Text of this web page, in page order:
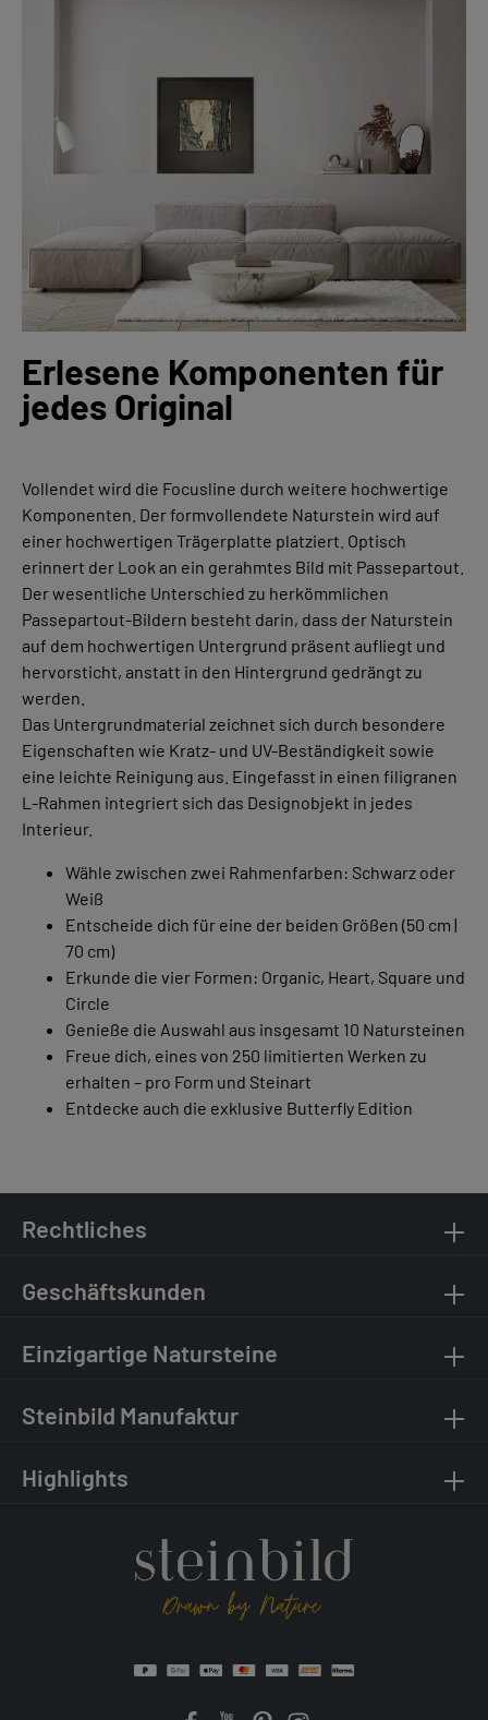
Erlesene Komponenten für
jedes Original
Vollendet wird die Focusline durch weitere hochwertige
Komponenten. Der formvollendete Naturstein wird auf
einer hochwertigen Trägerplatte platziert. Optisch
erinnert der Look an ein gerahmtes Bild mit Passepartout.
Der wesentliche Unterschied zu herkömmlichen
Passepartout-Bildern besteht darin, dass der Naturstein
auf dem hochwertigen Untergrund präsent aufliegt und
hervorsticht, anstatt in den Hintergrund gedrängt zu
werden.
Das Untergrundmaterial zeichnet sich durch besondere
Eigenschaften wie Kratz- und UV-Beständigkeit sowie
eine leichte Reinigung aus. Eingefasst in einen filigranen
L-Rahmen integriert sich das Designobjekt in jedes
Interieur.
Wähle zwischen zwei Rahmenfarben: Schwarz oder
Weiß
Entscheide dich für eine der beiden Größen (50 cm |
70 cm)
Erkunde die vier Formen: Organic, Heart, Square und
Circle
Genieße die Auswahl aus insgesamt 10 Natursteinen
Freue dich, eines von 250 limitierten Werken zu
erhalten – pro Form und Steinart
Entdecke auch die exklusive Butterfly Edition
Rechtliches
Geschäftskunden
Einzigartige Natursteine
Steinbild Manufaktur
Highlights